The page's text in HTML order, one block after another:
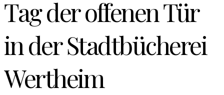
Tag der offenen Tür
in der Stadtbücherei
Wertheim